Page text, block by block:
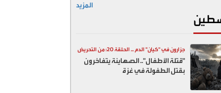
المزيد
جزارون في "كيان" الدم ... الحلقة 20: من التحريض
السياسي إلى المقابر الجماعية
"قتلة الأطفال".. الصهاينة يتفاخرون
بقتل الطفولة في غزة